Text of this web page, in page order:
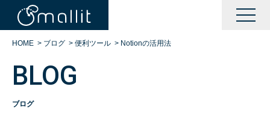
HOME > ブログ > 便利ツール > Notionの活用法
BLOG
ブログ